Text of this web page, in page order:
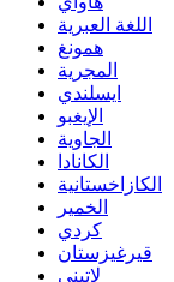
اللغة العبرية
همونغ
المجرية
ايسلندي
الإيغبو
الجاوية
الكانادا
الكازاخستانية
الخمير
كردي
قيرغيزستان
لاتيني